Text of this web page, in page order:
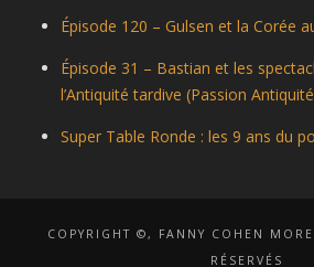
Épisode 120 – Gulsen et la Corée
Épisode 31 – Bastian et les
l’Antiquité tardive (Passion
Super Table Ronde : les 9 ans du
COPYRIGHT ©, FANNY COHEN
RÉSERVÉS